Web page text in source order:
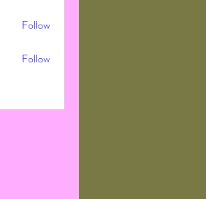
Follow
Follow